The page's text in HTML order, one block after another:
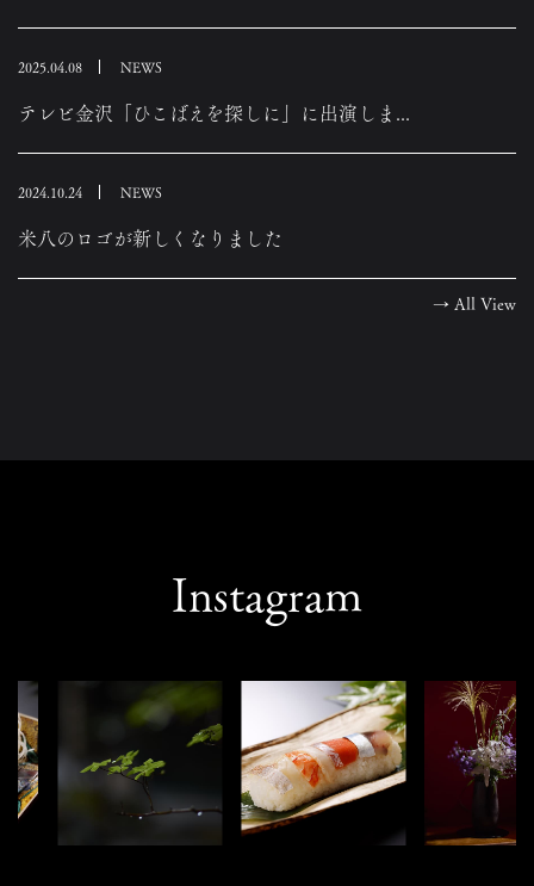
2025.04.08 NEWS
テレビ金沢「ひこばえを探しに」に出演しま...
2024.10.24 NEWS
米八のロゴが新しくなりました
→ All View
Instagram